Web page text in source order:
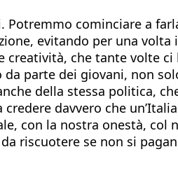
cominciare a
evitando per una volta
che tante volte
parte dei giovani, non
della stessa politica,
davvero che
con la nostra onestà, col
riscuotere se non si